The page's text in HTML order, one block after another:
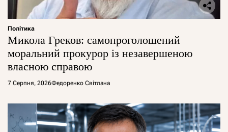
Політика
Микола Греков: самопроголошений
моральний прокурор із незавершеною
власною справою
7 Серпня, 2026Федоренко Світлана